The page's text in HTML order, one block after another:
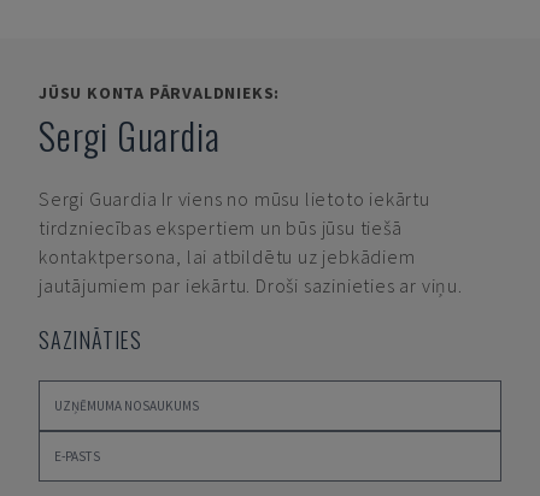
JŪSU KONTA PĀRVALDNIEKS:
Sergi Guardia
Sergi Guardia Ir viens no mūsu lietoto iekārtu
tirdzniecības ekspertiem un būs jūsu tiešā
kontaktpersona, lai atbildētu uz jebkādiem
jautājumiem par iekārtu. Droši sazinieties ar viņu.
SAZINĀTIES